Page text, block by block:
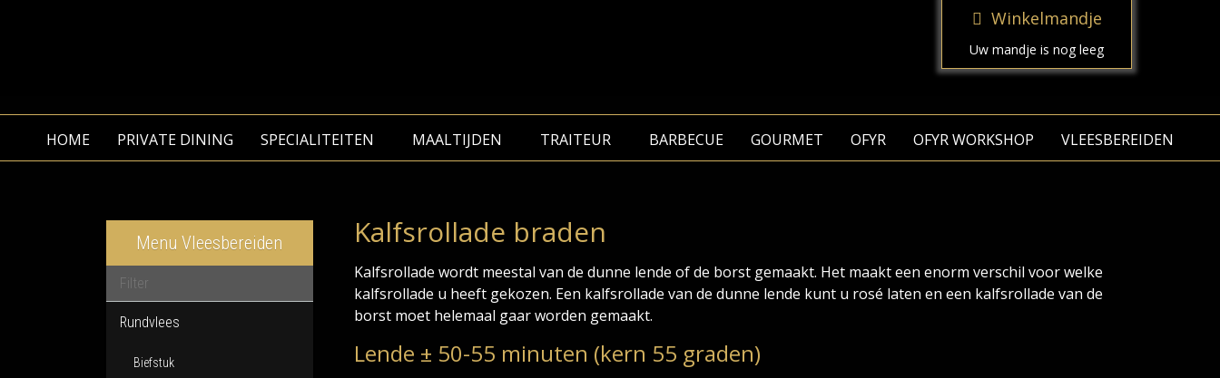
Winkelmandje
Uw mandje is nog leeg
HOME PRIVATE DINING SPECIALITEITEN MAALTIJDEN TRAITEUR BARBECUE GOURMET OFYR OFYR WORKSHOP VLEESBEREIDEN
Menu Vleesbereiden
Rundvlees
Biefstuk
Kalfsrollade braden
Kalfsrollade wordt meestal van de dunne lende of de borst gemaakt. Het maakt een enorm verschil voor welke
kalfsrollade u heeft gekozen. Een kalfsrollade van de dunne lende kunt u rosé laten en een kalfsrollade van de
borst moet helemaal gaar worden gemaakt.
Lende ± 50-55 minuten (kern 55 graden)